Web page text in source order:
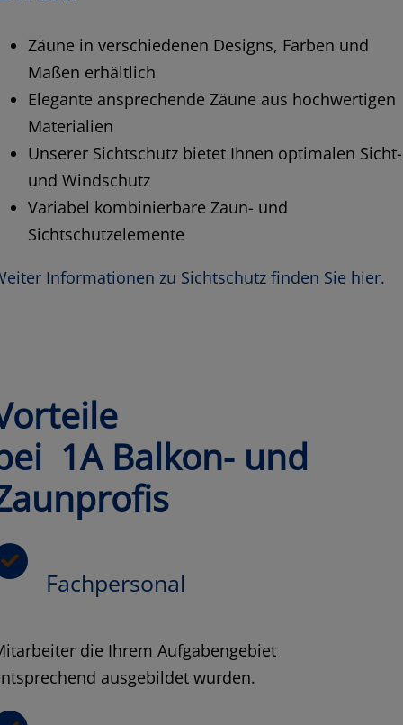
Zäune in verschiedenen Designs, Farben und
Maßen erhältlich
Elegante ansprechende Zäune aus hochwertigen
Materialien
Unserer Sichtschutz bietet Ihnen optimalen Sicht-
und Windschutz
Variabel kombinierbare Zaun- und
Sichtschutzelemente
Informationen zu Sichtschutz finden Sie hier.
1A Balkon- und
Fachpersonal
die Ihrem Aufgabengebiet
ausgebildet wurden.